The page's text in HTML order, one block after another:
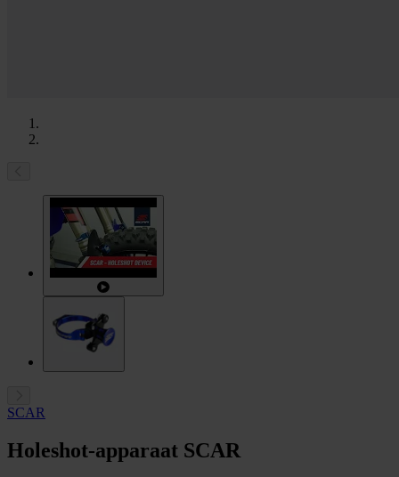
SCAR
Holeshot-apparaat SCAR